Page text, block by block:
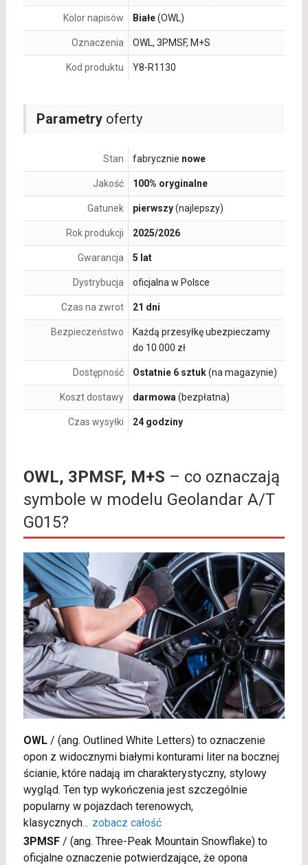
Parametryoferty
Stan fabrycznie nowe
Jakość 100% oryginalne
Gatunek pierwszy(najlepszy)
Rok produkcji 2025/2026
Gwarancja 5 lat
Dystrybucja oficjalna w Polsce
Czas na zwrot 21 dni
Bezpieczeństwo
Każdą przesyłkę ubezpieczamy
do 10 000 zł
Dostępność Ostatnie 6 sztuk(na magazynie)
Koszt dostawy darmowa (bezpłatna)
Czas wysyłki 24 godziny
Kolor napisów Białe(OWL)
Oznaczenia OWL, 3PMSF, M+S
Kod produktu Y8-R1130
OWL, 3PMSF, M+S – co oznaczają
symbole w modelu Geolandar A/T
G015?
OWL/ (ang. Outlined White Letters) to oznaczenie
opon z widocznymi białymi konturami liter na bocznej
ścianie, które nadają im charakterystyczny, stylowy
wygląd. Ten typ wykończenia jest szczególnie
popularny w pojazdach terenowych,
klasycznych... zobacz całość
3PMSF/ (ang. Three-Peak Mountain Snowflake) to
oficjalne oznaczenie potwierdzające, że opona